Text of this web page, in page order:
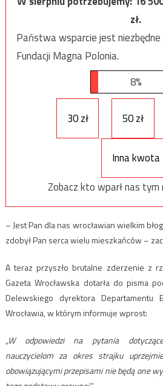
zł.
Państwa wsparcie jest
Fundacji Magna Polonia.
8%
30 zł 50 zł
Inna kwota
Zobacz kto wparł nas tym
– Jest Pan dla nas wrocławian wielkim
zdobył Pan serca wielu mieszkańców –
A teraz przyszło brutalne zderzenie z
Gazeta Wrocławska dotarła do pisma
Delewskiego dyrektora Departamentu
Wrocławia, w którym informuje wprost:
„W odpowiedzi na pytania
nauczycielom za okres strajku
obowiązującymi przepisami nie będą one